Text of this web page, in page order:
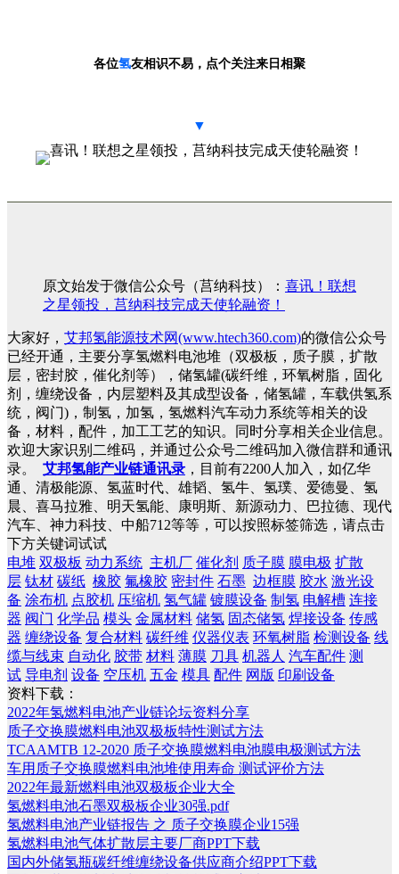
各位氢友相识不易， 点个关注来日相聚
▼
原文始发于微信公众号（莒纳科技）： 喜讯！联想
之星领投，莒纳科技完成天使轮融资！
大家好， 艾邦氢能源技术网(www.htech360.com)的微信公众号
已经开通，主要分享氢燃料电池堆（双极板，质子膜，扩散
层，密封胶，催化剂等），储氢罐(碳纤维，环氧树脂，固化
剂，缠绕设备，内层塑料及其成型设备，储氢罐，车载供氢系
统，阀门)，制氢，加氢，氢燃料汽车动力系统等相关的设
备，材料，配件，加工工艺的知识。同时分享相关企业信息。
欢迎大家识别二维码，并通过公众号二维码加入微信群和通讯
录。
艾邦氢能产业链通讯录 ，目前有2200人加入，如亿华
通、清极能源、氢蓝时代、雄韬、氢牛、氢璞、爱德曼、氢
晨、喜马拉雅、明天氢能、康明斯、新源动力、巴拉德、现代
汽车、神力科技、中船712等等，可以按照标签筛选，请点击
下方关键词试试
电堆 双极板 动力系统 主机厂 催化剂 质子膜 膜电极 扩散
层 钛材 碳纸 橡胶 氟橡胶 密封件 石墨 边框膜 胶水 激光设
备 涂布机 点胶机 压缩机 氢气罐 镀膜设备 制氢 电解槽 连接
器 阀门 化学品 模头 金属材料 储氢 固态储氢 焊接设备 传感
器 缠绕设备 复合材料 碳纤维 仪器仪表 环氧树脂 检测设备 线
缆与线束 自动化 胶带 材料 薄膜 刀具 机器人 汽车配件 测
试 导电剂 设备 空压机 五金 模具 配件 网版 印刷设备
资料下载：
2022年氢燃料电池产业链论坛资料分享
质子交换膜燃料电池双极板特性测试方法
TCAAMTB 12-2020 质子交换膜燃料电池膜电极测试方法
车用质子交换膜燃料电池堆使用寿命 测试评价方法
2022年最新燃料电池双极板企业大全
氢燃料电池石墨双极板企业30强.pdf
氢燃料电池产业链报告 之 质子交换膜企业15强
氢燃料电池气体扩散层主要厂商PPT下载
国内外储氢瓶碳纤维缠绕设备供应商介绍PPT下载